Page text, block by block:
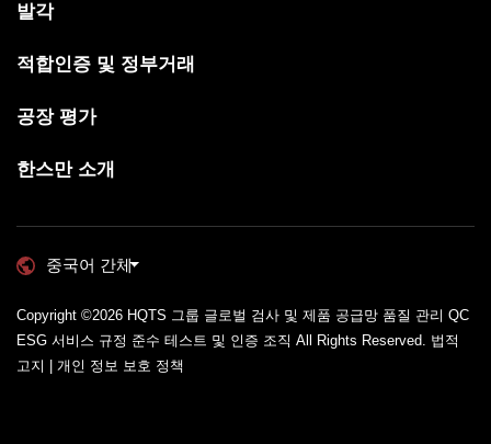
발각
적합인증 및 정부거래
공장 평가
한스만 소개
중국어 간체
Copyright ©2026 HQTS 그룹 글로벌 검사 및 제품 공급망 품질 관리 QC
ESG 서비스 규정 준수 테스트 및 인증 조직 All Rights Reserved. 법적
고지 | 개인 정보 보호 정책